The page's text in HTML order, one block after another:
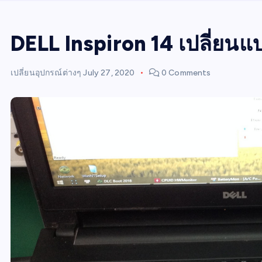
DELL Inspiron 14 เปลี่ยนแ
เปลี่ยนอุปกรณ์ต่างๆ July 27, 2020 0 Comments